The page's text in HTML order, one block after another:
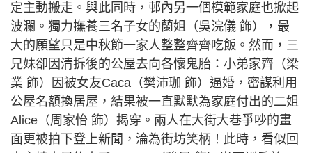
定主動搬走。與此同時，邨內另一個模範家庭也掀起
波瀾。獨力撫養三名子女的蘭姐（吳浣儀 飾），最
大的願望只是中秋節一家人整整齊齊吃飯。然而，三
兄妹卻因清拆後的公屋去向各懷鬼胎：小弟家齊（梁
業 飾）因被女友Caca（樊沛珈 飾）逼婚，密謀利用
公屋名額換居屋，結果被一直默默為家庭付出的二姐
Alice（周家怡 飾）揭穿。兩人在大街大巷爭吵的畫
面更被拍下登上新聞，淪為街坊笑柄！此時，看似回